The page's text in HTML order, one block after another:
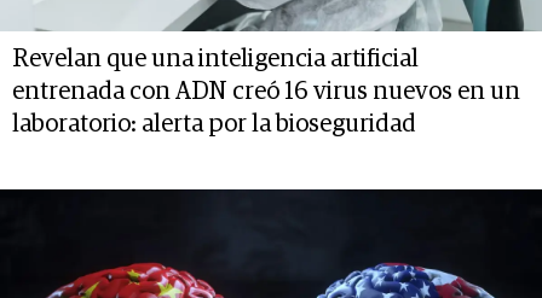
Revelan que una inteligencia artificial
entrenada con ADN creó 16 virus nuevos en un
laboratorio: alerta por la bioseguridad